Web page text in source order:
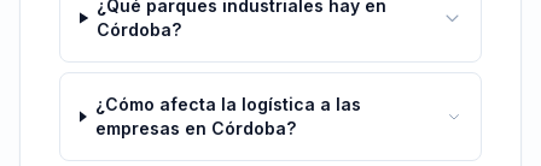
¿Qué parques industriales hay en
Córdoba?
¿Cómo afecta la logística a las
empresas en Córdoba?